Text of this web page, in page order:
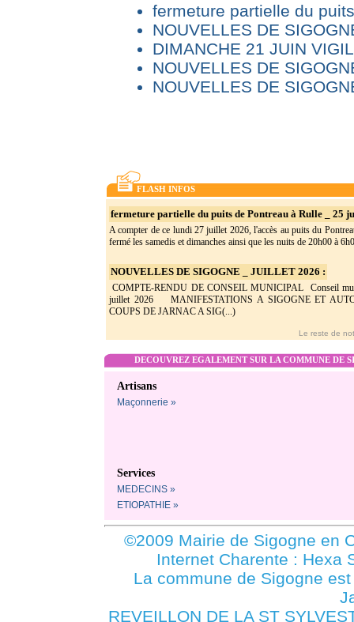
fermeture partielle du
NOUVELLES DE
DIMANCHE 21 JUIN
NOUVELLES DE
NOUVELLES DE
FLASH INFOS
fermeture partielle du puits de Pontreau à Rulle _ 25
A compter de ce lundi 27 juillet 2026, l'accès au puits du
fermé les samedis et dimanches ainsi que les nuits de 20h00 à
NOUVELLES DE SIGOGNE _ JUILLET 2026 :
COMPTE-RENDU DE CONSEIL MUNICIPAL Conseil
juillet 2026 MANIFESTATIONS A SIGOGNE ET
COUPS DE JARNAC A SIG(...)
Le reste de
DECOUVREZ EGALEMENT SUR LA COMMUNE DE
Artisans
Maçonnerie »
Services
MEDECINS »
ETIOPATHIE »
©2009 Mairie de Sigogne en
Internet Charente : Hexa
La commune de Sigogne
REVEILLON DE LA ST